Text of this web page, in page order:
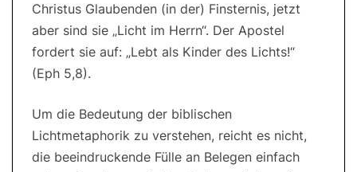
Christus Glaubenden (in der) Finsternis, jetzt
aber sind sie „Licht im Herrn“. Der Apostel
fordert sie auf: „Lebt als Kinder des Lichts!“
(Eph 5,8).
Um die Bedeutung der biblischen
Lichtmetaphorik zu verstehen, reicht es nicht,
die beeindruckende Fülle an Belegen einfach